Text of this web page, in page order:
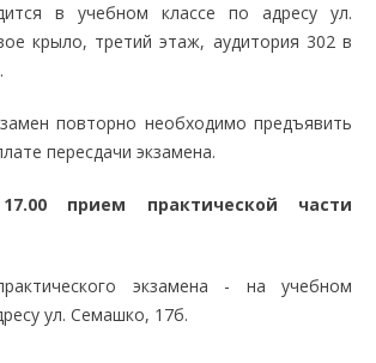
в учебном классе по адресу ул.
крыло, третий этаж, аудитория 302 в
повторно необходимо предъявить
пересдачи экзамена.
прием практической части
экзамена - на учебном
ул. Семашко, 17б.